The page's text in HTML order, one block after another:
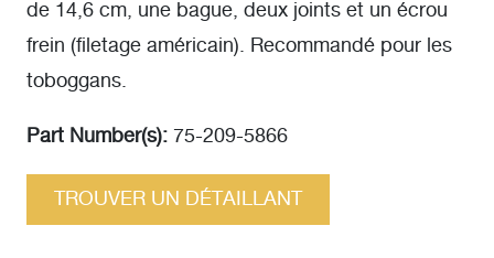
de 14,6 cm, une bague, deux joints et un écrou
frein (filetage américain). Recommandé pour les
toboggans.
Part Number(s): 75-209-5866
TROUVER UN DÉTAILLANT